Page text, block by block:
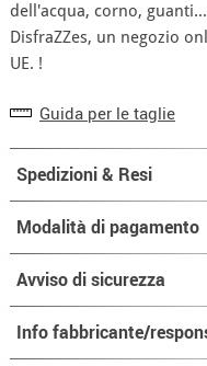
dell'acqua, corno,
DisfraZZes, un negozio
UE. !
Guida per le taglie
Spedizioni & Resi
Modalità di pagamento
Avviso di sicurezza
Info fabbricante/